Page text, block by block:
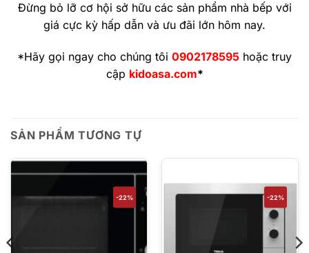
Đừng bỏ lỡ cơ hội sở hữu các sản phẩm nhà bếp với
giá cực kỳ hấp dẫn và ưu đãi lớn hôm nay.
*Hãy gọi ngay cho chúng tôi 0902178595 hoặc truy
cập kidoasa.com*
SẢN PHẨM TƯƠNG TỰ
-22% -22%